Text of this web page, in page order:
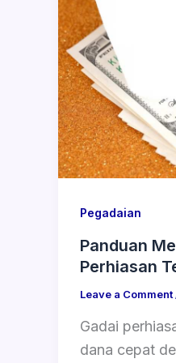
Pegadaian
Panduan
Perhiasan
Leave a Comment
Gadai
dana cepat